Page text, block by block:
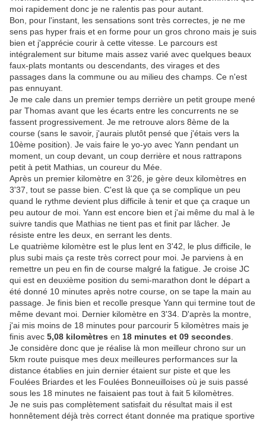
moi rapidement donc je ne ralentis pas pour autant.
Bon, pour l'instant, les sensations sont très correctes, je ne me
sens pas hyper frais et en forme pour un gros chrono mais je suis
bien et j'apprécie courir à cette vitesse. Le parcours est
intégralement sur bitume mais assez varié avec quelques beaux
faux-plats montants ou descendants, des virages et des
passages dans la commune ou au milieu des champs. Ce n'est
pas ennuyant.
Je me cale dans un premier temps derrière un petit groupe mené
par Thomas avant que les écarts entre les concurrents ne se
fassent progressivement. Je me retrouve alors 8ème de la
course (sans le savoir, j'aurais plutôt pensé que j'étais vers la
10ème position). Je vais faire le yo-yo avec Yann pendant un
moment, un coup devant, un coup derrière et nous rattrapons
petit à petit Mathias, un coureur du Mée.
Après un premier kilomètre en 3'26, je gère deux kilomètres en
3'37, tout se passe bien. C'est là que ça se complique un peu
quand le rythme devient plus difficile à tenir et que ça craque un
peu autour de moi. Yann est encore bien et j'ai même du mal à le
suivre tandis que Mathias ne tient pas et finit par lâcher. Je
résiste entre les deux, en serrant les dents.
Le quatrième kilomètre est le plus lent en 3'42, le plus difficile, le
plus subi mais ça reste très correct pour moi. Je parviens à en
remettre un peu en fin de course malgré la fatigue. Je croise JC
qui est en deuxième position du semi-marathon dont le départ a
été donné 10 minutes après notre course, on se tape la main au
passage. Je finis bien et recolle presque Yann qui termine tout de
même devant moi. Dernier kilomètre en 3'34. D'après la montre,
j'ai mis moins de 18 minutes pour parcourir 5 kilomètres mais je
finis avec 5,08 kilomètres en 18 minutes et 09 secondes
Je considère donc que je réalise là mon meilleur chrono sur un
5km route puisque mes deux meilleures performances sur la
distance établies en juin dernier étaient sur piste et que les
Foulées Briardes et les Foulées Bonneuilloises où je suis passé
sous les 18 minutes ne faisaient pas tout à fait 5 kilomètres.
Je ne suis pas complètement satisfait du résultat mais il est
honnêtement déjà très correct étant donnée ma pratique sportive